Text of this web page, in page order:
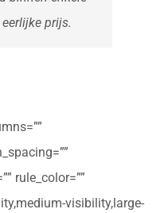
prijs.
rule_color=””
visibility,large-